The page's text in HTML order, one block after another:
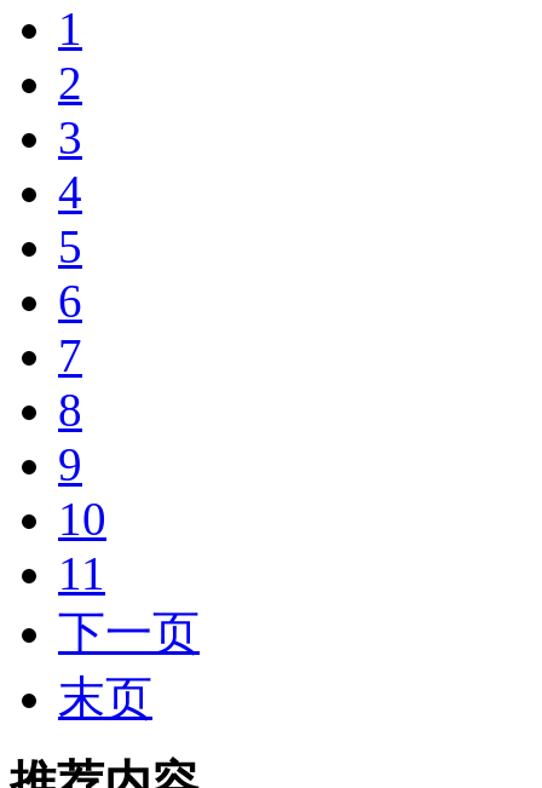
1
2
3
4
5
6
7
8
9
10
11
下一页
末页